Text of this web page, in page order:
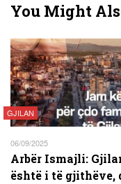
You Might
GJILAN
06/09/2025
Arbër Ismajli:
është i të gjithëve,